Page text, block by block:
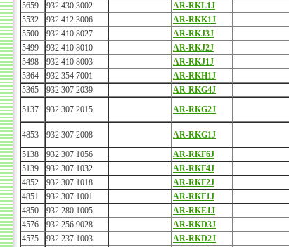
5659
932 430 3002 AR-RKL1J
5532
932 412 3006 AR-RKK1J
5500
932 410 8027 AR-RKJ3J
5499
932 410 8010 AR-RKJ2J
5498
932 410 8003 AR-RKJ1J
5364
932 354 7001 AR-RKH1J
5365
932 307 2039 AR-RKG4J
5137
932 307 2015 AR-RKG2J
4853
932 307 2008 AR-RKG1J
5138
932 307 1056 AR-RKF6J
5139
932 307 1032 AR-RKF4J
4852
932 307 1018 AR-RKF2J
4851
932 307 1001 AR-RKF1J
4850
932 280 1005 AR-RKE1J
4576
932 256 9028 AR-RKD3J
4575
932 237 1003 AR-RKD2J